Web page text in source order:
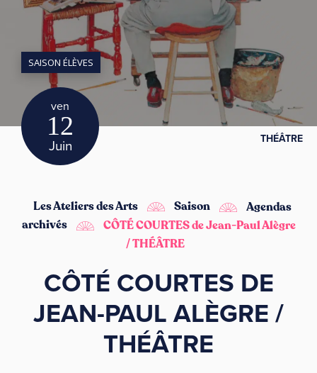
ven
12
Juin
SAISON ÉLÈVES
THÉÂTRE
Les Ateliers des Arts Saison
Agendas
archivés
CÔTÉ COURTES de Jean-Paul Alègre
/ THÉÂTRE
CÔTÉ COURTES DE
JEAN-PAUL ALÈGRE /
THÉÂTRE